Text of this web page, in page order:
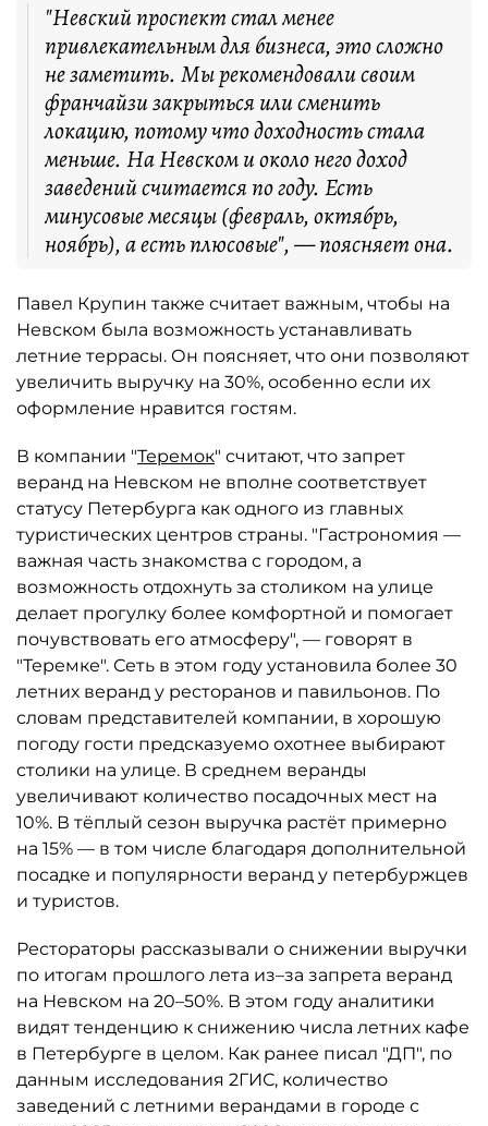
"Невский проспект стал менее
привлекательным для бизнеса, это сложно
не заметить. Мы рекомендовали своим
франчайзи закрыться или сменить
локацию, потому что доходность стала
меньше. На Невском и около него доход
заведений считается по году. Есть
минусовые месяцы (февраль, октябрь,
ноябрь), а есть плюсовые", — поясняет она.
Павел Крупин также считает важным, чтобы на
Невском была возможность устанавливать
летние террасы. Он поясняет, что они позволяют
увеличить выручку на 30%, особенно если их
оформление нравится гостям.
В компании "Теремок" считают, что запрет
веранд на Невском не вполне соответствует
статусу Петербурга как одного из главных
туристических центров страны. "Гастрономия —
важная часть знакомства с городом, а
возможность отдохнуть за столиком на улице
делает прогулку более комфортной и помогает
почувствовать его атмосферу", — говорят в
"Теремке". Сеть в этом году установила более 30
летних веранд у ресторанов и павильонов. По
словам представителей компании, в хорошую
погоду гости предсказуемо охотнее выбирают
столики на улице. В среднем веранды
увеличивают количество посадочных мест на
10%. В тёплый сезон выручка растёт примерно
на 15% — в том числе благодаря дополнительной
посадке и популярности веранд у петербуржцев
и туристов.
Рестораторы рассказывали о снижении выручки
по итогам прошлого лета из–за запрета веранд
на Невском на 20–50%. В этом году аналитики
видят тенденцию к снижению числа летних кафе
в Петербурге в целом. Как ранее писал "ДП", по
данным исследования 2ГИС, количество
заведений с летними верандами в городе с